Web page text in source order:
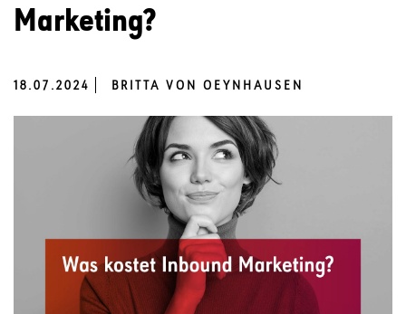
Marketing?
18.07.2024 BRITTA VON OEYNHAUSEN